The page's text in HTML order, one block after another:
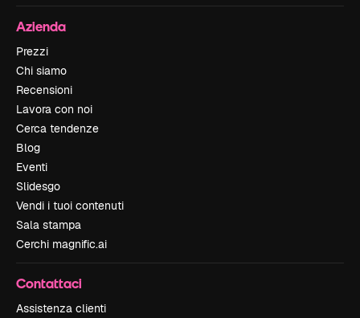
Azienda
Prezzi
Chi siamo
Recensioni
Lavora con noi
Cerca tendenze
Blog
Eventi
Slidesgo
Vendi i tuoi contenuti
Sala stampa
Cerchi magnific.ai
Contattaci
Assistenza clienti